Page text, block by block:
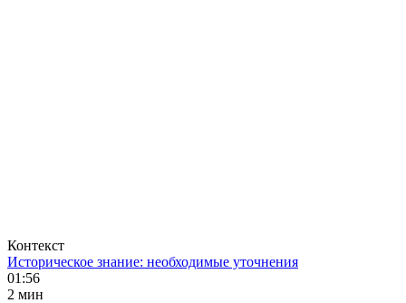
Контекст
Историческое знание: необходимые уточнения
01:56
2 мин